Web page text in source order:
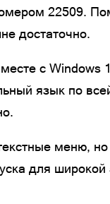
22509.
достаточно.
с
язык по
меню,
для